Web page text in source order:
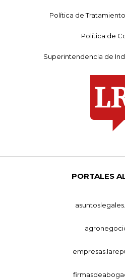
Política de
Política de
Superintendencia de
PORTALES